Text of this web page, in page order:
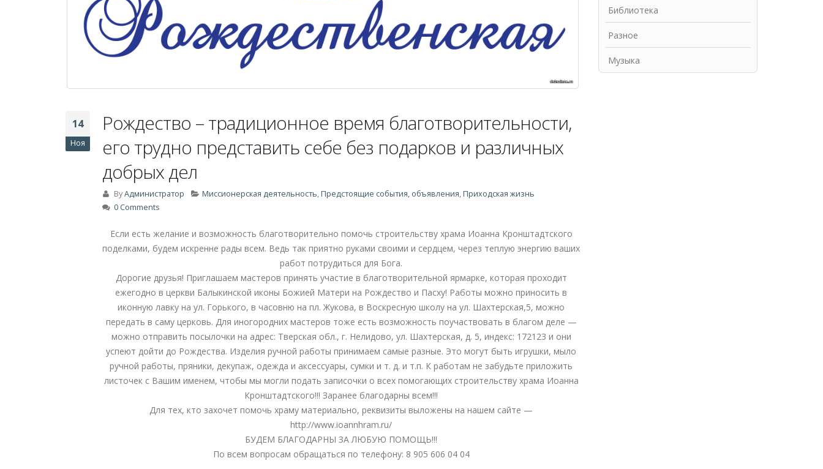
14
Ноя
Рождество – традиционное время благотворительности,
его трудно представить себе без подарков и различных
добрых дел
ByАдминистратор Миссионерская деятельность,Предстоящие события, объявления,Приходская жизнь
0 Comments
Если есть желание и возможность благотворительно помочь строительству храма Иоанна Кронштадтского
поделками, будем искренне рады всем. Ведь так приятно руками своими и сердцем, через теплую энергию ваших
работ потрудиться для Бога.
Дорогие друзья! Приглашаем мастеров принять участие в благотворительной ярмарке, которая проходит
ежегодно в церкви Балыкинской иконы Божией Матери на Рождество и Пасху! Работы можно приносить в
иконную лавку на ул. Горького, в часовню на пл. Жукова, в Воскресную школу на ул. Шахтерская,5, можно
передать в саму церковь. Для иногородних мастеров тоже есть возможность поучаствовать в благом деле —
можно отправить посылочки на адрес: Тверская обл., г. Нелидово, ул. Шахтерская, д. 5, индекс: 172123 и они
успеют дойти до Рождества. Изделия ручной работы принимаем самые разные. Это могут быть игрушки, мыло
ручной работы, пряники, декупаж, одежда и аксессуары, сумки и т. д. и т.п. К работам не забудьте приложить
листочек с Вашим именем, чтобы мы могли подать записочки о всех помогающих строительству храма Иоанна
Кронштадтского!!! Заранее благодарны всем!!!
Для тех, кто захочет помочь храму материально, реквизиты выложены на нашем сайте —
http://www.ioannhram.ru/
БУДЕМ БЛАГОДАРНЫ ЗА ЛЮБУЮ ПОМОЩЬ!!!
По всем вопросам обращаться по телефону: 8 905 606 04 04
Библиотека
Разное
Музыка